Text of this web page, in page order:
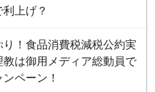
上げ？
！食品消費税減税公約実
教は御用メディア総動員で
ペーン！